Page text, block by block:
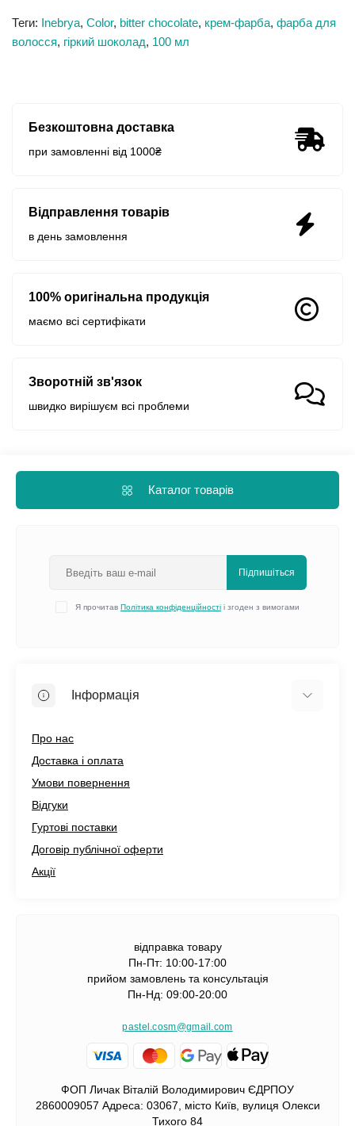
Теги: Inebrya, Color, bitter chocolate, крем-фарба, фарба для
волосся, гіркий шоколад, 100 мл
Безкоштовна доставка
при замовленні від 1000₴
Відправлення товарів
в день замовлення
100% оригінальна продукція
маємо всі сертифікати
Зворотній зв'язок
швидко вирішуєм всі проблеми
Каталог товарів
Підпишіться
Я прочитав Політика конфіденційності і згоден з вимогами
Інформація
Про нас
Доставка і оплата
Умови повернення
Відгуки
Гуртові поставки
Договір публічної оферти
Акції
відправка товару
Пн-Пт: 10:00-17:00
прийом замовлень та консультація
Пн-Нд: 09:00-20:00
pastel.cosm@gmail.com
ФОП Личак Віталій Володимирович ЄДРПОУ
2860009057 Адреса: 03067, місто Київ, вулиця Олекси
Тихого 84